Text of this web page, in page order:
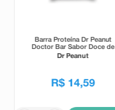
Barra Proteína Dr Peanut
Doctor Bar Sabor Doce de
Leite 62g
Dr Peanut
R$ 14,59